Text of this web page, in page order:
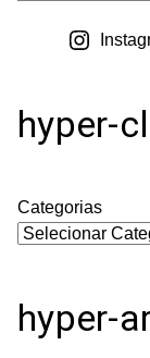
hyper-
Categorias
hyper-